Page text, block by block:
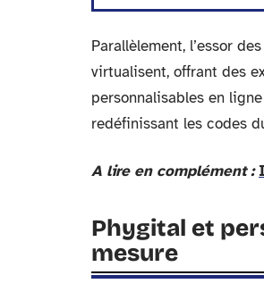
Parallèlement, l’essor
virtualisent, offrant des
personnalisables en
redéfinissant les codes
A lire en complément :
Phygital et
mesure